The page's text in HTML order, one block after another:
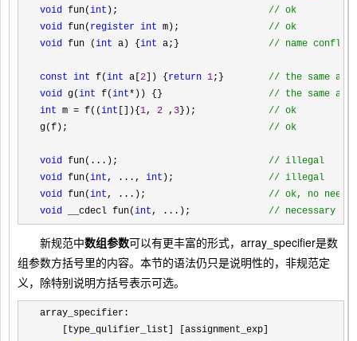
void fun(int ); // ok
void fun( register int m); // ok
void fun (int a) { int a;} // name conflict
const int f(int a[ 2 ]) { return 1;} // the same
void g(int f(int*)) {} // the same
int m = f((int []){ 1, 2 , 3 }); // ok
g(f); // ok
void fun(...); // illegal
void fun(int, ..., int ); // illegal
void fun(int, ...); // ok, no need
void __cdecl fun(int, ...); // necessary in
新规范中数组参数可以有更丰富的形式，array_specifier是数
组参数方括号里的内容。本节的语法仍只是说明性的，非规范定
义，除特别说明方括号表示可选。
array_specifier:
    [type_qulifier_list] [assignment_exp]